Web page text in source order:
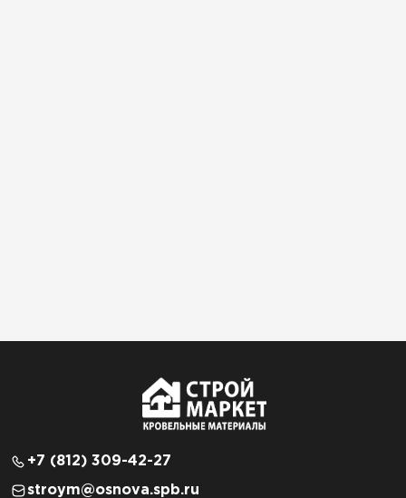
+7 (812) 309-42-27
stroym@osnova.spb.ru